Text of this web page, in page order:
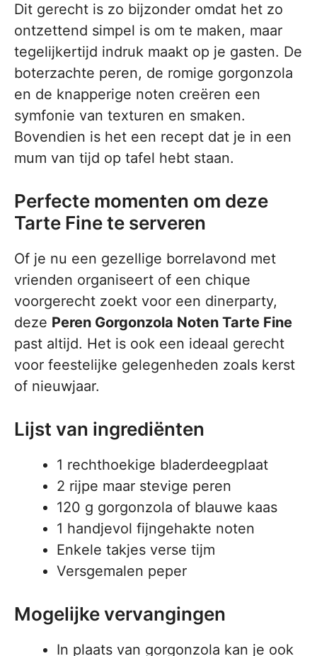
Dit gerecht is zo bijzonder omdat het zo
ontzettend simpel is om te maken, maar
tegelijkertijd indruk maakt op je gasten. De
boterzachte peren, de romige gorgonzola
en de knapperige noten creëren een
symfonie van texturen en smaken.
Bovendien is het een recept dat je in een
mum van tijd op tafel hebt staan.
Perfecte momenten om deze
Tarte Fine te serveren
Of je nu een gezellige borrelavond met
vrienden organiseert of een chique
voorgerecht zoekt voor een dinerparty,
deze Peren Gorgonzola Noten Tarte Fine
past altijd. Het is ook een ideaal gerecht
voor feestelijke gelegenheden zoals kerst
of nieuwjaar.
Lijst van ingrediënten
1 rechthoekige bladerdeegplaat
2 rijpe maar stevige peren
120 g gorgonzola of blauwe kaas
1 handjevol fijngehakte noten
Enkele takjes verse tijm
Versgemalen peper
Mogelijke vervangingen
In plaats van gorgonzola kan je ook